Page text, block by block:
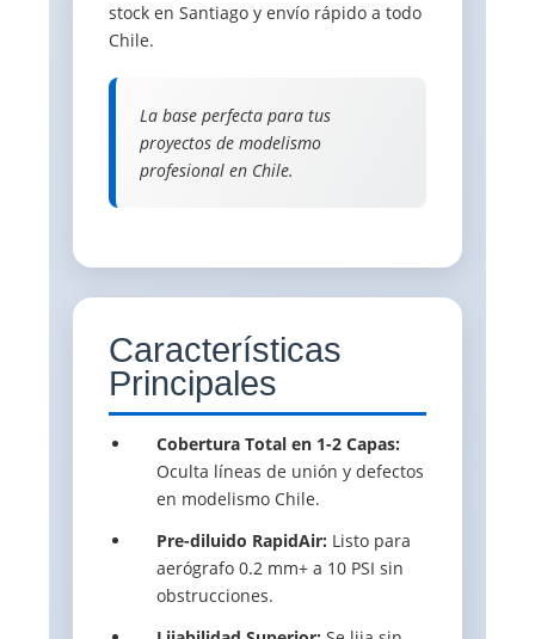
stock en Santiago y envío rápido a todo
Chile.
La base perfecta para tus
proyectos de modelismo
profesional en Chile.
Características
Principales
Cobertura Total en 1-2 Capas:
Oculta líneas de unión y defectos
en modelismo Chile.
Pre-diluido RapidAir: Listo para
aerógrafo 0.2 mm+ a 10 PSI sin
obstrucciones.